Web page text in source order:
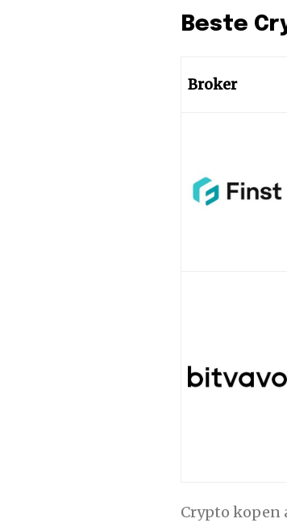
Beste
Broker
Crypto kopen